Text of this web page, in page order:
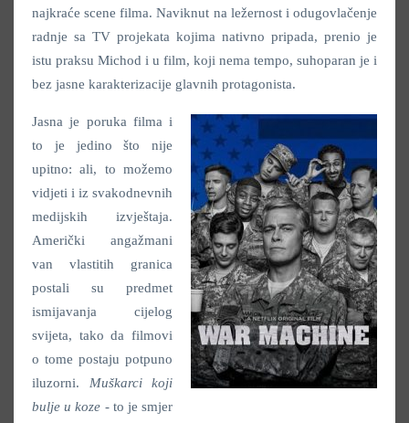
najkraće scene filma. Naviknut na ležernost i odugovlačenje
radnje sa TV projekata kojima nativno pripada, prenio je
istu praksu Michod i u film, koji nema tempo, suhoparan je i
bez jasne karakterizacije glavnih protagonista.
Jasna je poruka filma i
to je jedino što nije
upitno: ali, to možemo
vidjeti i iz svakodnevnih
medijskih izvještaja.
Američki angažmani
van vlastitih granica
postali su predmet
ismijavanja cijelog
svijeta, tako da filmovi
o tome postaju potpuno
iluzorni. Muškarci koji
bulje u koze - to je smjer